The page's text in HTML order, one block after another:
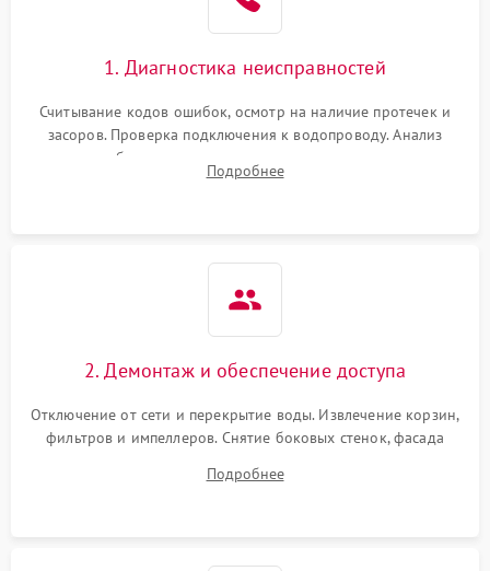
1. Диагностика неисправностей
Считывание кодов ошибок, осмотр на наличие протечек и
засоров. Проверка подключения к водопроводу. Анализ
жалоб на отсутствие слива, нагрева, вращения
разбрызгивателей или срабатывание системы защиты
Подробнее
2. Демонтаж и обеспечение доступа
Отключение от сети и перекрытие воды. Извлечение корзин,
фильтров и импеллеров. Снятие боковых стенок, фасада
циркуляционному насосу, ТЭНу и сливной помпе.
Подробнее